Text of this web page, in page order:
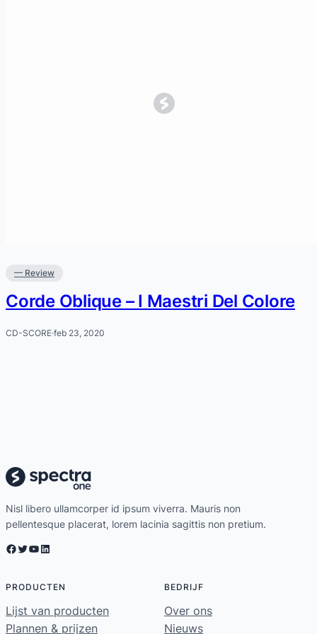
— Review
Corde Oblique ‎– I Maestri Del Colore
CD-SCORE·feb 23, 2020
Nisl libero ullamcorper id ipsum viverra. Mauris non
pellentesque placerat, lorem lacinia sagittis non pretium.
Facebook Twitter YouTube LinkedIn
PRODUCTEN
Lijst van producten
Plannen & prijzen
BEDRIJF
Over ons
Nieuws